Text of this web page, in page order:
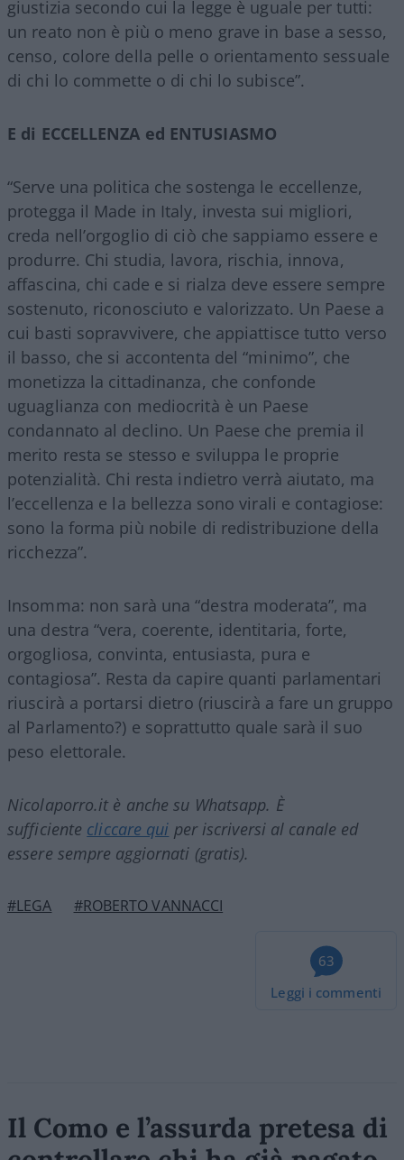
giustizia secondo cui la legge è uguale per tutti:
un reato non è più o meno grave in base a sesso,
censo, colore della pelle o orientamento sessuale
di chi lo commette o di chi lo subisce”.
E di ECCELLENZA ed ENTUSIASMO
“Serve una politica che sostenga le eccellenze,
protegga il Made in Italy, investa sui migliori,
creda nell’orgoglio di ciò che sappiamo essere e
produrre. Chi studia, lavora, rischia, innova,
affascina, chi cade e si rialza deve essere sempre
sostenuto, riconosciuto e valorizzato. Un Paese a
cui basti sopravvivere, che appiattisce tutto verso
il basso, che si accontenta del “minimo”, che
monetizza la cittadinanza, che confonde
uguaglianza con mediocrità è un Paese
condannato al declino. Un Paese che premia il
merito resta se stesso e sviluppa le proprie
potenzialità. Chi resta indietro verrà aiutato, ma
l’eccellenza e la bellezza sono virali e contagiose:
sono la forma più nobile di redistribuzione della
ricchezza”.
Insomma: non sarà una “destra moderata”, ma
una destra “vera, coerente, identitaria, forte,
orgogliosa, convinta, entusiasta, pura e
contagiosa”. Resta da capire quanti parlamentari
riuscirà a portarsi dietro (riuscirà a fare un gruppo
al Parlamento?) e soprattutto quale sarà il suo
peso elettorale.
Nicolaporro.it è anche su Whatsapp. È
sufficiente cliccare qui per iscriversi al canale ed
essere sempre aggiornati (gratis).
#LEGA #ROBERTO VANNACCI
63
Leggi i commenti
Il Como e l’assurda pretesa di